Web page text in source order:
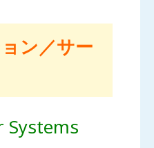
ン／サー
Systems